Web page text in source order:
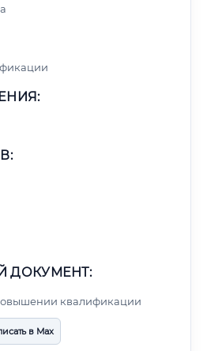
ДОКУМЕНТ:
квалификации
в Max